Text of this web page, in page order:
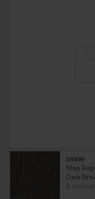
SR899
Step
Dark
8